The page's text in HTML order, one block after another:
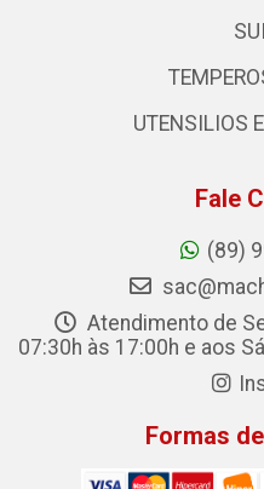
UTENSILIOS
Fale
(89)
Atendimento de
07:30h às 17:00h e aos
Formas